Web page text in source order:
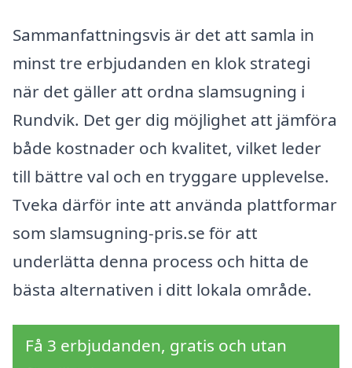
Sammanfattningsvis är det att samla in
minst tre erbjudanden en klok strategi
när det gäller att ordna slamsugning i
Rundvik. Det ger dig möjlighet att jämföra
både kostnader och kvalitet, vilket leder
till bättre val och en tryggare upplevelse.
Tveka därför inte att använda plattformar
som slamsugning-pris.se för att
underlätta denna process och hitta de
bästa alternativen i ditt lokala område.
Få 3 erbjudanden, gratis och utan